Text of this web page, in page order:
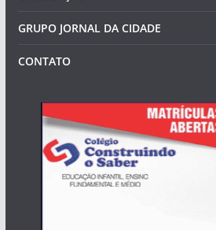
GRUPO JORNAL DA CIDADE
CONTATO